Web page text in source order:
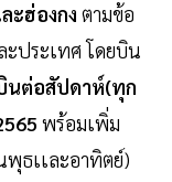
ะฮ่องกง ตามข้อ
ประเทศ โดยบิน
นต่อสัปดาห์(ทุก
พร้อมเพิ่ม
ธเเละอาทิตย์)